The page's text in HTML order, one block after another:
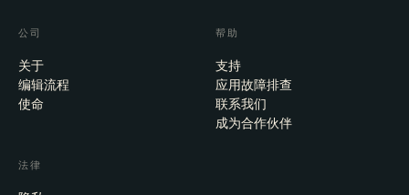
公司
关于
编辑流程
使命
帮助
支持
应用故障排查
联系我们
成为合作伙伴
法律